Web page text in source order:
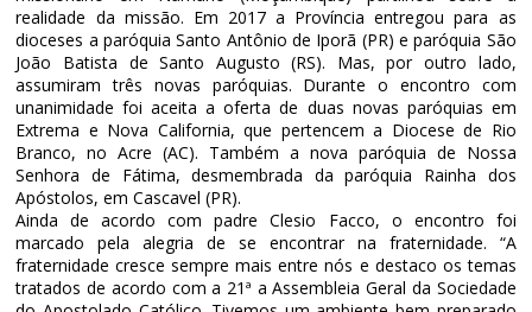
realidade da missão. Em 2017 a Província entregou para as
dioceses a paróquia Santo Antônio de Iporã (PR) e paróquia São
João Batista de Santo Augusto (RS). Mas, por outro lado,
assumiram três novas paróquias. Durante o encontro com
unanimidade foi aceita a oferta de duas novas paróquias em
Extrema e Nova California, que pertencem a Diocese de Rio
Branco, no Acre (AC). Também a nova paróquia de Nossa
Senhora de Fátima, desmembrada da paróquia Rainha dos
Apóstolos, em Cascavel (PR).
Ainda de acordo com padre Clesio Facco, o encontro foi
marcado pela alegria de se encontrar na fraternidade. “A
fraternidade cresce sempre mais entre nós e destaco os temas
tratados de acordo com a 21ª a Assembleia Geral da Sociedade